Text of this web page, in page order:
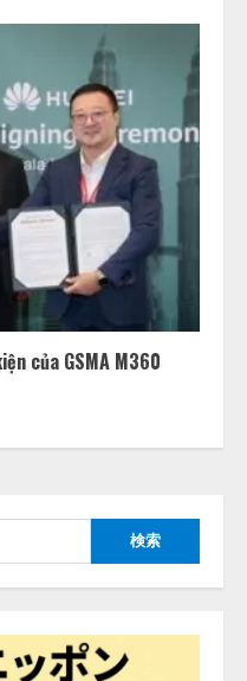
của GSMA M360